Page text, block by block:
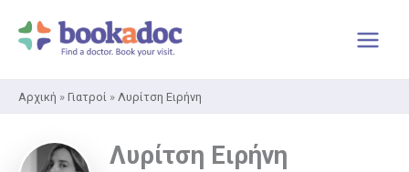
στο
περιεχόμενο
Αρχική » Γιατροί » Λυρίτση Ειρήνη
Λυρίτση Ειρήνη